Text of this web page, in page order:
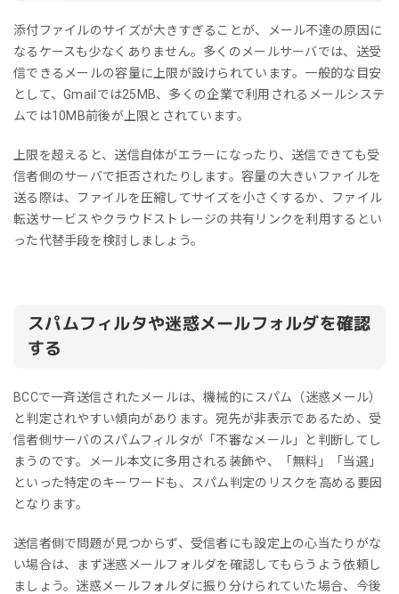
添付ファイルのサイズが大きすぎることが、メール不達の原因に
なるケースも少なくありません。多くのメールサーバでは、送受
信できるメールの容量に上限が設けられています。一般的な目安
として、Gmailでは25MB、多くの企業で利用されるメールシステ
ムでは10MB前後が上限とされています。
上限を超えると、送信自体がエラーになったり、送信できても受
信者側のサーバで拒否されたりします。容量の大きいファイルを
送る際は、ファイルを圧縮してサイズを小さくするか、ファイル
転送サービスやクラウドストレージの共有リンクを利用するとい
った代替手段を検討しましょう。
スパムフィルタや迷惑メールフォルダを確認
する
BCCで一斉送信されたメールは、機械的にスパム（迷惑メール）
と判定されやすい傾向があります。宛先が非表示であるため、受
信者側サーバのスパムフィルタが「不審なメール」と判断してし
まうのです。メール本文に多用される装飾や、「無料」「当選」
といった特定のキーワードも、スパム判定のリスクを高める要因
となります。
送信者側で問題が見つからず、受信者にも設定上の心当たりがな
い場合は、まず迷惑メールフォルダを確認してもらうよう依頼し
ましょう。迷惑メールフォルダに振り分けられていた場合、今後